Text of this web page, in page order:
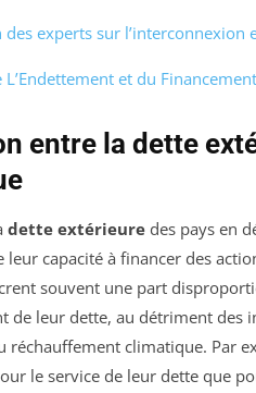
des experts sur l’interconnexion
L’Endettement et du
entre la dette
dette extérieure des pays en
leur capacité à financer des
souvent une part
de leur dette, au détriment des
réchauffement climatique. Par
le service de leur dette que